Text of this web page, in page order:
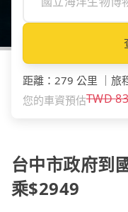
距離 ： 279 公里 旅
您的車資預估TWD
台中市政府到
乘$2949